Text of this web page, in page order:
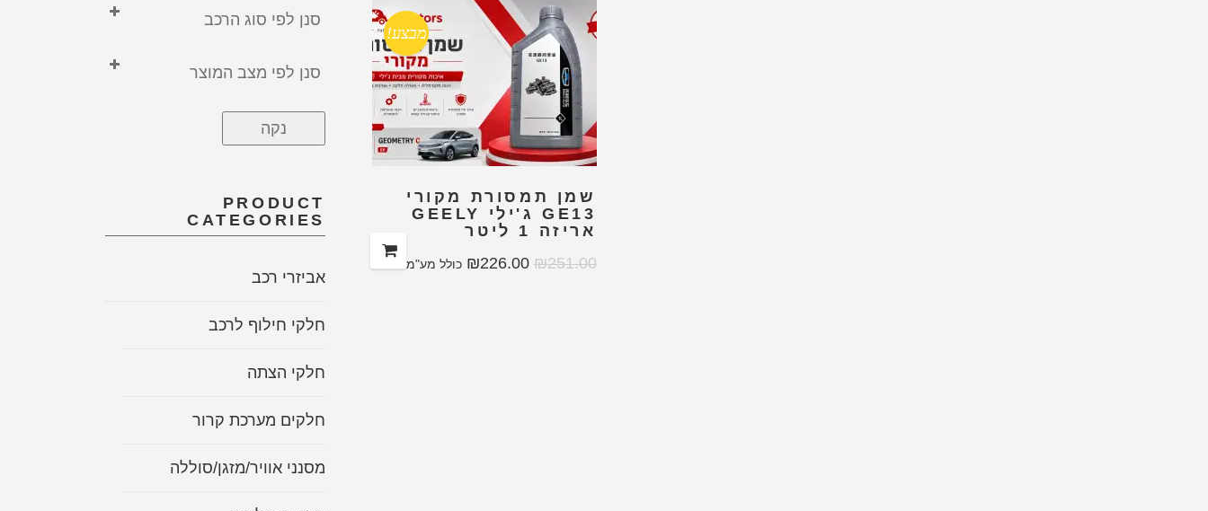
מבצע!
שמן תמסורת מקורי
GE13 ג'ילי GEELY
אריזה 1 ליטר
₪251.00
₪226.00 כולל מע"מ
ג'ילי
טסלה
יונדאי
מיצובישי
סוללה
קאיה
סנן לפי סוג הרכב
סנן לפי מצב המוצר
נקה
PRODUCT
CATEGORIES
אביזרי רכב
חלקי חילוף לרכב
חלקי הצתה
חלקים מערכת קרור
מסנני אוויר/מזגן/סוללה